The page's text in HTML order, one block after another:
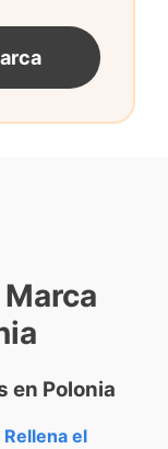
en Polonia
Rellena el